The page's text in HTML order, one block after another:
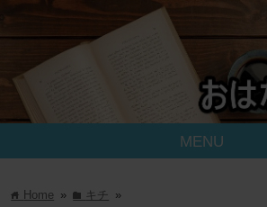
MENU
home Home » folder キチ »